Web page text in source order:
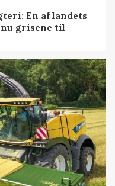
En af landets
grisene til